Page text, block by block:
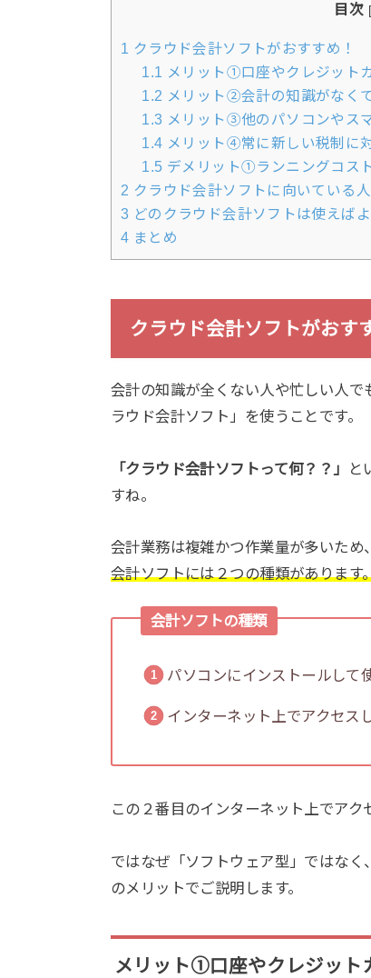
目次 [
1 クラウド会計ソフトがおすすめ！
1.1 メリット①口座やクレジット
1.2 メリット②会計の知識がなく
1.3 メリット③他のパソコンやス
1.4 メリット④常に新しい税制に
1.5 デメリット①ランニングコス
2 クラウド会計ソフトに向いている人
3 どのクラウド会計ソフトは使えば
4 まとめ
クラウド会計ソフトがおす
会計の知識が全くない人や忙しい人
ラウド会計ソフト」を使うことです。
「クラウド会計ソフトって何？？」
と
すね。
会計業務は複雑かつ作業量が多いた
会計ソフトには２つの種類があります
会計ソフトの種類
パソコンにインストールして
インターネット上でアクセス
この２番目のインターネット上でアク
ではなぜ「ソフトウェア型」ではなく
のメリットでご説明します。
メリット①口座やクレジット